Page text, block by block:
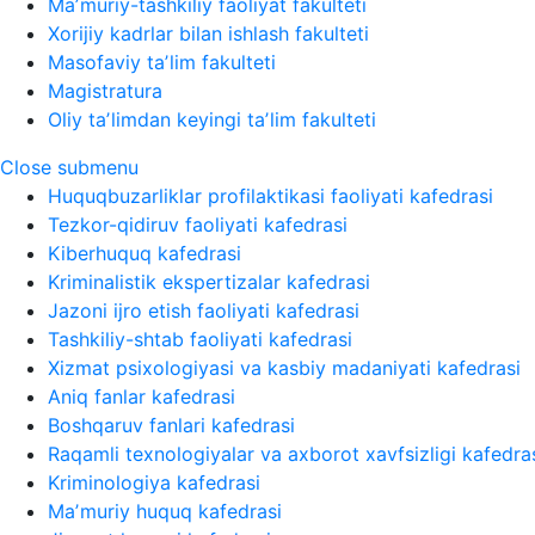
Maʼmuriy-tashkiliy faoliyat fakulteti
Xorijiy kadrlar bilan ishlash fakulteti
Masofaviy taʼlim fakulteti
Magistratura
Oliy taʼlimdan keyingi taʼlim fakulteti
Close submenu
Huquqbuzarliklar profilaktikasi faoliyati kafedrasi
Tezkor-qidiruv faoliyati kafedrasi
Kiberhuquq kafedrasi
Kriminalistik ekspertizalar kafedrasi
Jazoni ijro etish faoliyati kafedrasi
Tashkiliy-shtab faoliyati kafedrasi
Xizmat psixologiyasi va kasbiy madaniyati kafedrasi
Aniq fanlar kafedrasi
Boshqaruv fanlari kafedrasi
Raqamli texnologiyalar va axborot xavfsizligi
Kriminologiya kafedrasi
Maʼmuriy huquq kafedrasi